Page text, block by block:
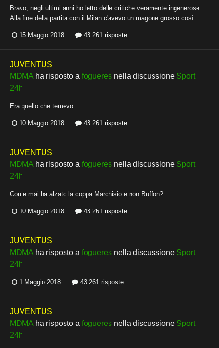
Bravo, negli ultimi anni ho letto delle critiche veramente ingenerose.
Alla fine della partita con il Milan c'avevo un magone grosso così
15 Maggio 2018 43.261 risposte
JUVENTUS
MDMA ha risposto a fogueres nella discussione Sport
24h
Era quello che temevo
10 Maggio 2018 43.261 risposte
JUVENTUS
MDMA ha risposto a fogueres nella discussione Sport
24h
Come mai ha alzato la coppa Marchisio e non Buffon?
10 Maggio 2018 43.261 risposte
JUVENTUS
MDMA ha risposto a fogueres nella discussione Sport
24h
1 Maggio 2018 43.261 risposte
JUVENTUS
MDMA ha risposto a fogueres nella discussione Sport
24h